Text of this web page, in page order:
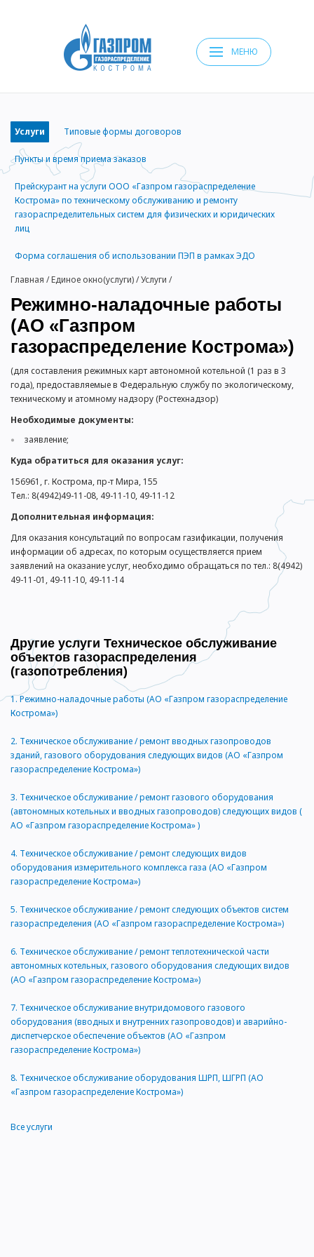
МЕНЮ
Услуги Типовые формы договоров
Пункты и время приема заказов
Прейскурант на услуги ООО «Газпром газораспределение
Кострома» по техническому обслуживанию и ремонту
газораспределительных систем для физических и юридических
лиц
Форма соглашения об использовании ПЭП в рамках ЭДО
Главная /Единое окно(услуги)/Услуги /
Режимно-наладочные работы
(АО «Газпром
газораспределение Кострома»)
(для составления режимных карт автономной котельной (1 раз в 3
года), предоставляемые в Федеральную службу по экологическому,
техническому и атомному надзору (Ростехнадзор)
Необходимые документы:
заявление;
Куда обратиться для оказания услуг:
156961, г. Кострома, пр-т Мира, 155
Тел.: 8(4942)49-11-08, 49-11-10, 49-11-12
Дополнительная информация:
Для оказания консультаций по вопросам газификации, получения
информации об адресах, по которым осуществляется прием
заявлений на оказание услуг, необходимо обращаться по тел.: 8(4942)
49-11-01, 49-11-10, 49-11-14
Другие услуги Техническое обслуживание
объектов газораспределения
(газопотребления)
1.Режимно-наладочные работы (АО «Газпром газораспределение
Кострома»)
2. Техническое обслуживание / ремонт вводных газопроводов
зданий, газового оборудования следующих видов (АО «Газпром
газораспределение Кострома»)
3. Техническое обслуживание / ремонт газового оборудования
(автономных котельных и вводных газопроводов) следующих видов (
АО «Газпром газораспределение Кострома» )
4. Техническое обслуживание / ремонт следующих видов
оборудования измерительного комплекса газа (АО «Газпром
газораспределение Кострома»)
5. Техническое обслуживание / ремонт следующих объектов систем
газораспределения (АО «Газпром газораспределение Кострома»)
6. Техническое обслуживание / ремонт теплотехнической части
автономных котельных, газового оборудования следующих видов
(АО «Газпром газораспределение Кострома»)
7. Техническое обслуживание внутридомового газового
оборудования (вводных и внутренних газопроводов) и аварийно-
диспетчерское обеспечение объектов (АО «Газпром
газораспределение Кострома»)
8. Техническое обслуживание оборудования ШРП, ШГРП (АО
«Газпром газораспределение Кострома»)
Все услуги